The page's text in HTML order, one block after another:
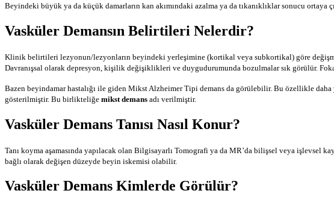
Beyindeki büyük ya da küçük damarların kan akımındaki azalma ya da tıkanıklıklar sonucu
Vasküler Demansın Belirtileri Nelerdir?
Klinik belirtileri lezyonun/lezyonların beyindeki yerleşimine (kortikal veya subkortikal) göre
Davranışsal olarak depresyon, kişilik değişiklikleri ve duygudurumunda bozulmalar sık görülür.
Bazen beyindamar hastalığı ile giden Mikst Alzheimer Tipi demans da görülebilir. Bu özellikle
gösterilmiştir. Bu birlikteliğe mikst demans adı verilmiştir.
Vasküler Demans Tanısı Nasıl Konur?
Tanı koyma aşamasında yapılacak olan Bilgisayarlı Tomografi ya da MR’da bilişsel veya işlevsel
bağlı olarak değişen düzeyde beyin iskemisi olabilir.
Vasküler Demans Kimlerde Görülür?